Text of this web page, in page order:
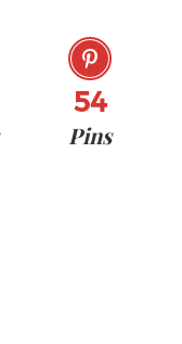
54
Pins